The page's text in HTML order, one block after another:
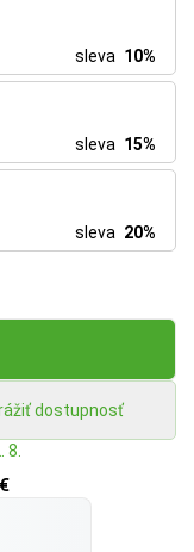
sleva 10%
sleva 15%
sleva 20%
dostupnosť
8.